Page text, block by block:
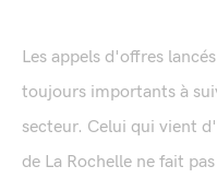
Les appels d'offres
toujours importants à
secteur. Celui qui vient
de La Rochelle ne fait